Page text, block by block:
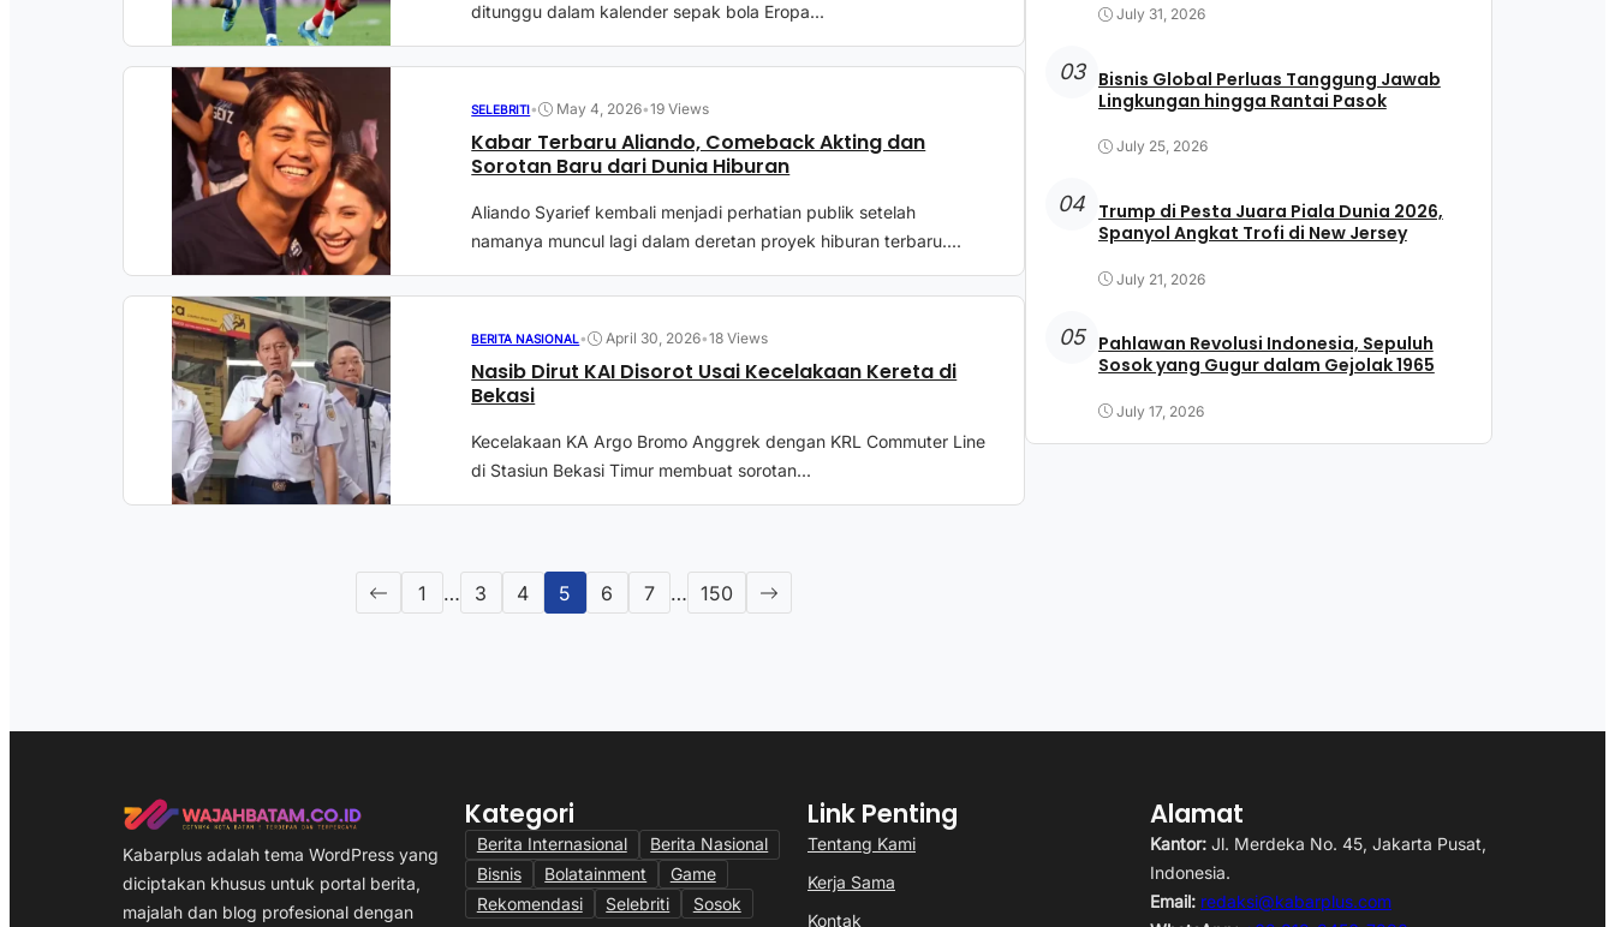
ditunggu dalam kalender sepak bola Eropa...
SELEBRITI• May 4, 2026•19 Views
Kabar Terbaru Aliando, Comeback Akting dan
Sorotan Baru dari Dunia Hiburan
Aliando Syarief kembali menjadi perhatian publik setelah
namanya muncul lagi dalam deretan proyek hiburan terbaru....
BERITA NASIONAL• April 30, 2026•18 Views
Nasib Dirut KAI Disorot Usai Kecelakaan Kereta di
Bekasi
Kecelakaan KA Argo Bromo Anggrek dengan KRL Commuter Line
di Stasiun Bekasi Timur membuat sorotan...
1 … 3 4 5 6 7 … 150
July 31, 2026
03
Bisnis Global Perluas Tanggung Jawab
Lingkungan hingga Rantai Pasok
July 25, 2026
04 Trump di Pesta Juara Piala Dunia 2026,
Spanyol Angkat Trofi di New Jersey
July 21, 2026
05
Pahlawan Revolusi Indonesia, Sepuluh
Sosok yang Gugur dalam Gejolak 1965
July 17, 2026
Kabarplus adalah tema WordPress yang
diciptakan khusus untuk portal berita,
majalah dan blog profesional dengan
Kategori
Berita Internasional
Berita Nasional
Bisnis
Bolatainment
Game
Rekomendasi
Selebriti Sosok
Link Penting
Tentang Kami
Kerja Sama
Kontak
Alamat
Kantor: Jl. Merdeka No. 45, Jakarta Pusat,
Indonesia.
Email: redaksi@kabarplus.com